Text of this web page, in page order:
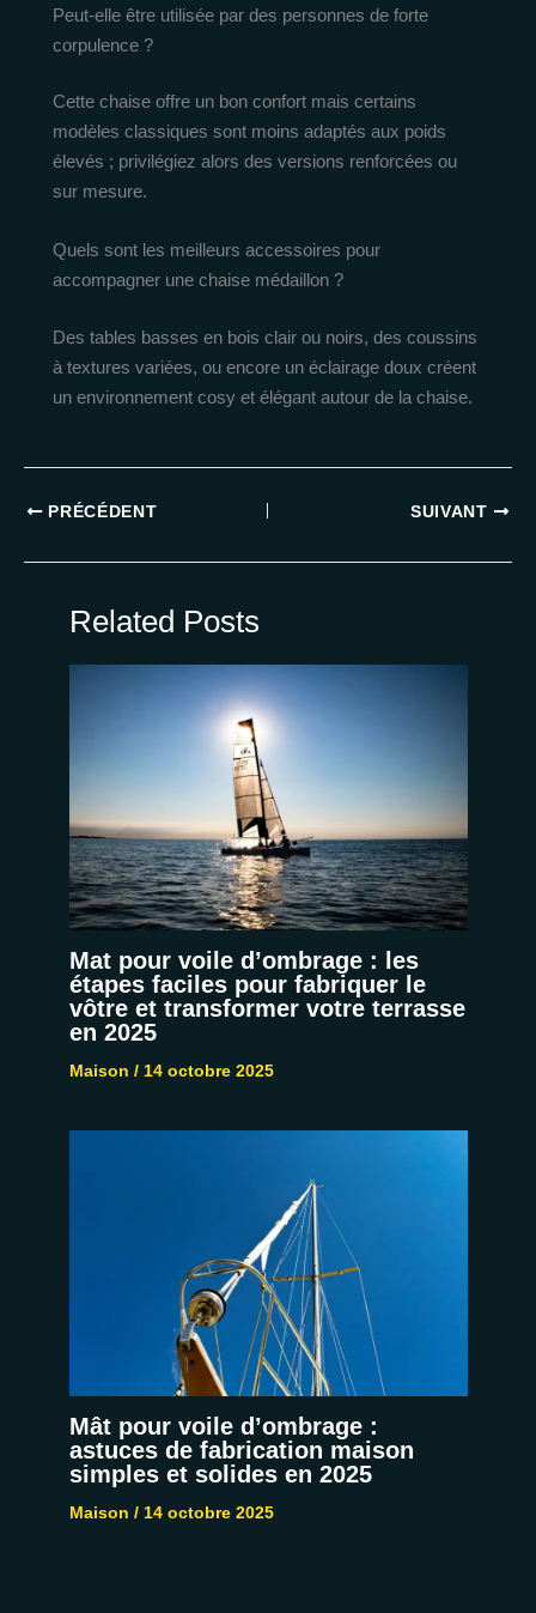
Peut-elle être utilisée par des personnes de forte
corpulence ?
Cette chaise offre un bon confort mais certains
modèles classiques sont moins adaptés aux poids
élevés ; privilégiez alors des versions renforcées ou
sur mesure.
Quels sont les meilleurs accessoires pour
accompagner une chaise médaillon ?
Des tables basses en bois clair ou noirs, des coussins
à textures variées, ou encore un éclairage doux créent
un environnement cosy et élégant autour de la chaise.
PRÉCÉDENT SUIVANT
Related Posts
Mat pour voile d’ombrage : les
étapes faciles pour fabriquer le
vôtre et transformer votre terrasse
en 2025
Maison / 14 octobre 2025
Mât pour voile d’ombrage :
astuces de fabrication maison
simples et solides en 2025
Maison / 14 octobre 2025